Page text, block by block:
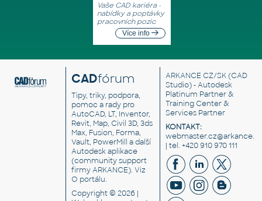
Vaše CAD kariéra -
nabídky a poptávky
pracovních pozic
Více info
CADfórum
Tipy, triky, podpora,
pomoc a rady pro
AutoCAD, LT, Inventor,
Revit, Map, Civil 3D, 3ds
Max, Fusion, Forma,
Vault, PowerMill a další
Autodesk aplikace
(community support
firmy ARKANCE). Viz
O portálu.
Copyright © 2026 |
ARKANCE CZ/SK(CAD
Studio) - Autodesk
Platinum Partner &
Training Center &
Services Partner
KONTAKT:
| tel. +420 910 970 111